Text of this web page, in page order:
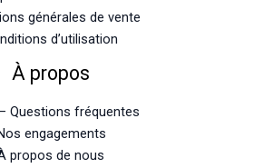
générales de vente
d’utilisation
À propos
Questions fréquentes
engagements
propos de nous